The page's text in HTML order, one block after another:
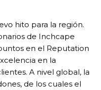
hito para la región.
de Inchcape
en el Reputation
en la
A nivel global, la
de los cuales el